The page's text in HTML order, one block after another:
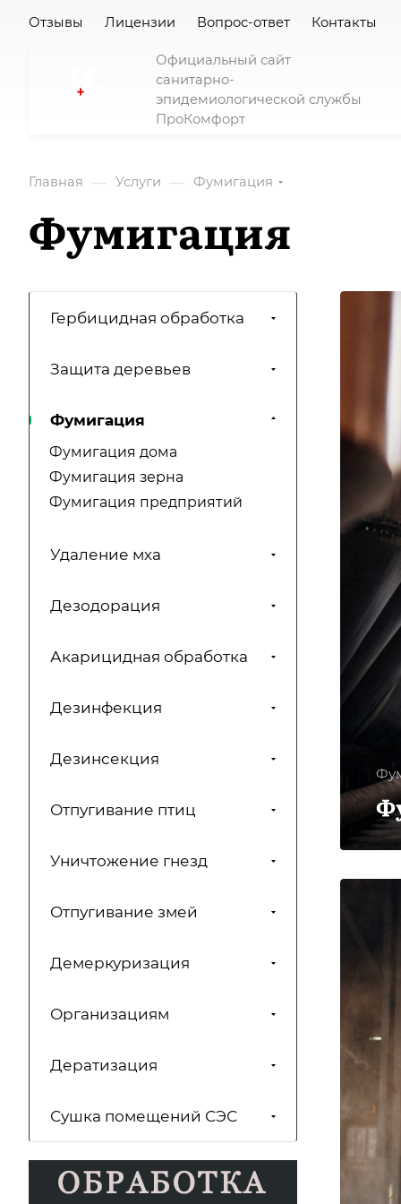
Отзывы Лицензии Вопрос-ответ Контакты
Официальный сайт
санитарно-
эпидемиологической службы
ПроКомфорт
Главная — Услуги — Фумигация
Фумигация
Гербицидная обработка
Защита деревьев
Фумигация
Фумигация дома
Фумигация зерна
Фумигация предприятий
Удаление мха
Дезодорация
Акарицидная обработка
Дезинфекция
Дезинсекция
Отпугивание птиц
Уничтожение гнезд
Отпугивание змей
Демеркуризация
Организациям
Дератизация
Сушка помещений СЭС